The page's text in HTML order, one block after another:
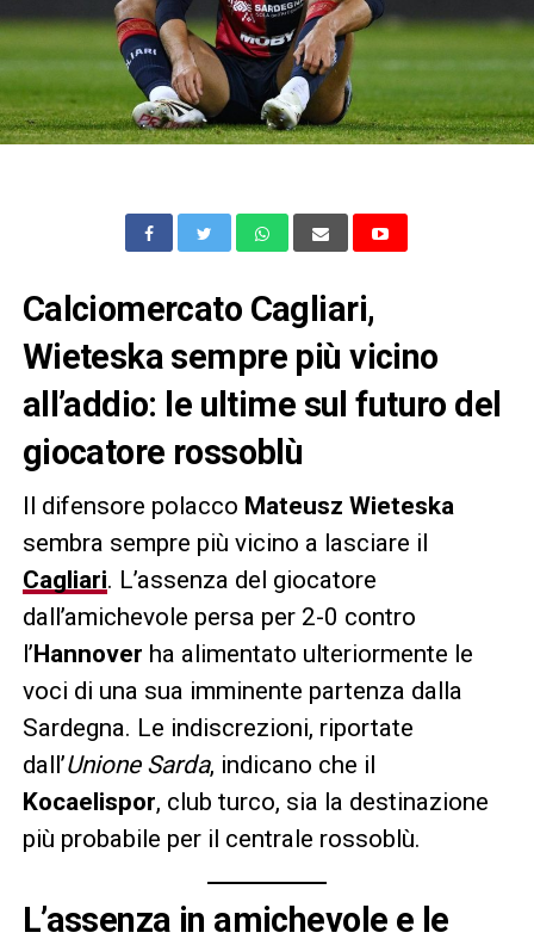
Calciomercato Cagliari,
Wieteska sempre più vicino
all’addio: le ultime sul futuro del
giocatore rossoblù
Il difensore polacco Mateusz Wieteska
sembra sempre più vicino a lasciare il
Cagliari. L’assenza del giocatore
dall’amichevole persa per 2-0 contro
l’Hannover ha alimentato ulteriormente le
voci di una sua imminente partenza dalla
Sardegna. Le indiscrezioni, riportate
dall’Unione Sarda, indicano che il
Kocaelispor, club turco, sia la destinazione
più probabile per il centrale rossoblù.
L’assenza in amichevole e le